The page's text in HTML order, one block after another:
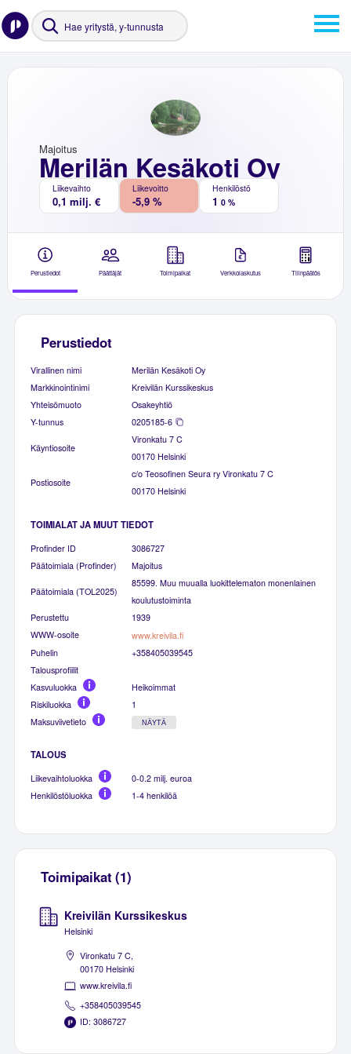
Merilän Kesäkoti Oy
Majoitus
Liikevaihto
0,1 milj. €
Liikevoitto
-5,9 %
Henkilöstö
1 0 %
Perustiedot Päättäjät Toimipaikat Verkkolaskutus Tilinpäätös
Perustiedot
Virallinen nimi
Merilän Kesäkoti Oy
Markkinointinimi
Kreivilän Kurssikeskus
Yhteisömuoto
Osakeyhtiö
Y-tunnus
0205185-6
Käyntiosoite
Vironkatu 7 C
00170 Helsinki
Postiosoite
c/o Teosofinen Seura ry Vironkatu 7 C
00170 Helsinki
TOIMIALAT JA MUUT TIEDOT
Profinder ID
3086727
Päätoimiala (Profinder)
Majoitus
Päätoimiala (TOL2025)
85599. Muu muualla luokittelematon monenlainen
koulutustoiminta
Perustettu
1939
WWW-osoite
www.kreivila.fi
Puhelin
+358405039545
Talousprofiilit
Kasvuluokka
Heikoimmat
Riskiluokka
1
Maksuviivetieto
NÄYTÄ
TALOUS
Liikevaihtoluokka
0-0.2 milj. euroa
Henkilöstöluokka
1-4 henkilöä
Toimipaikat (1)
Kreivilän Kurssikeskus
Helsinki
Vironkatu 7 C,
00170 Helsinki
www.kreivila.fi
+358405039545
ID: 3086727